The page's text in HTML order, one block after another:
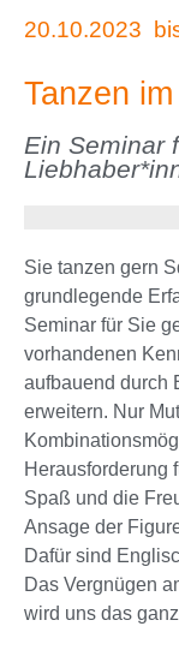
20.10.2023
Tanzen
Ein Seminar
Sie tanzen gern
grundlegende
Seminar für Sie
vorhandenen
aufbauend durch
erweitern. Nur
Herausforderung
Spaß und die
Ansage der
Dafür sind
Das Vergnügen
wird uns das